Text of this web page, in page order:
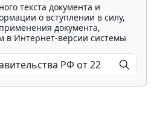
текста документа и
о вступлении в силу,
документа,
в Интернет-версии системы